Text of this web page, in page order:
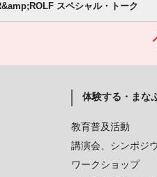
スペシャル・トーク
体験する・まな
教育普及活動
講演会、シンポジ
ワークショップ